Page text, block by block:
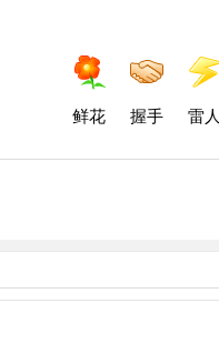
鲜花 握手 雷